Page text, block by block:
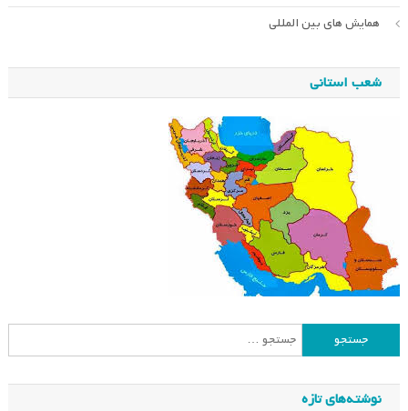
همایش های بین المللی
شعب استانی
جستجو
برای:
نوشته‌های تازه